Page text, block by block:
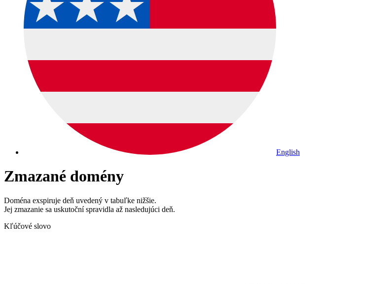
English
Zmazané domény
Doména exspiruje deň uvedený v tabuľke nižšie.
Jej zmazanie sa uskutoční spravidla až nasledujúci deň.
Kľúčové slovo